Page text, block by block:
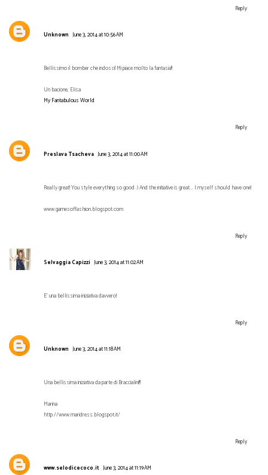
Reply
Unknown June 3, 2014 at 10:56 AM
Bellissimo il bomber che indossi! Mi piace molto la fantasia!!
Un bacione, Elisa
My Fantabulous World
Reply
Preslava Tsacheva June 3, 2014 at 11:00 AM
Really great! You style everything so good :) And the initiative is great... I myself should have one!
www.gamesoffashion.blogspot.com
Reply
Selvaggia Capizzi June 3, 2014 at 11:02 AM
E' una bellissima iniziativa davvero!
Reply
Unknown June 3, 2014 at 11:18 AM
Una bellissima iniziativa da parte di Braccialini!!!
Marina
http://www.maridress.blogspot.it/
Reply
www.selodicecoco.it June 3, 2014 at 11:19 AM